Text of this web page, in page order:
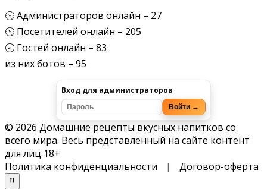
🕥 Администраторов онлайн – 27
🕦 Посетителей онлайн – 205
🕣 Гостей онлайн – 83
из них ботов – 95
Вход для администраторов
Войти →
© 2026 Домашние рецепты вкусных напитков со
всего мира. Весь представленный на сайте контент
для лиц 18+
Политика конфиденциальности
| Договор-оферта